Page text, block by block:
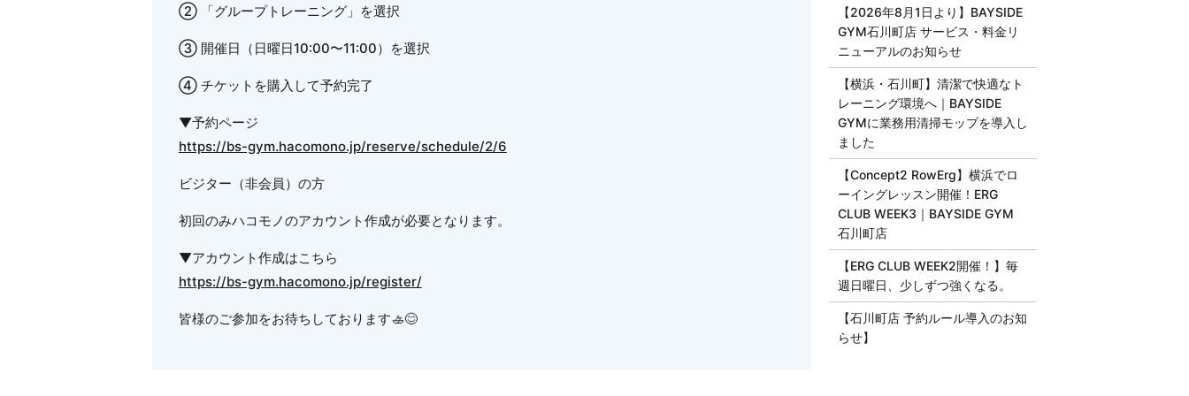
② 「グループトレーニング」を選択
③ 開催日（日曜日10:00〜11:00）を選択
④ チケットを購入して予約完了
▼予約ページ
https://bs-gym.hacomono.jp/reserve/schedule/2/6
ビジター（非会員）の方
初回のみハコモノのアカウント作成が必要となります。
▼アカウント作成はこちら
https://bs-gym.hacomono.jp/register/
皆様のご参加をお待ちしております🚣😊
【2026年8月1日より】BAYSIDE
GYM石川町店 サービス・料金リ
ニューアルのお知らせ
【横浜・石川町】清潔で快適なト
レーニング環境へ｜BAYSIDE
GYMに業務用清掃モップを導入し
ました
【Concept2 RowErg】横浜でロ
ーイングレッスン開催！ERG
CLUB WEEK3｜BAYSIDE GYM
石川町店
【ERG CLUB WEEK2開催！】毎
週日曜日、少しずつ強くなる。
【石川町店 予約ルール導入のお知
らせ】